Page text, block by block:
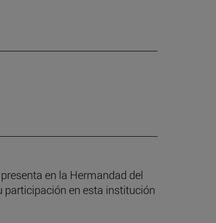
en la Hermandad del
participación en esta institución